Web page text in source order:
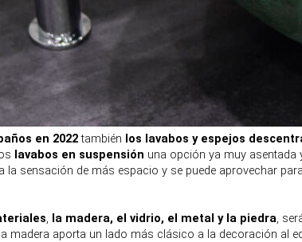
en 2022también los lavabos y espejos
lavabos en suspensión una opción ya muy
la sensación de más espacio y se puede aprovechar
, la madera, el vidrio, el metal y la piedra,
madera aporta un lado más clásico a la decoración al